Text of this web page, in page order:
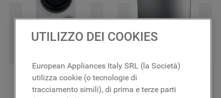
UTILIZZO DEI COOKIES
European Appliances Italy SRL (la Società)
utilizza cookie (o tecnologie di
tracciamento simili), di prima e terze parti